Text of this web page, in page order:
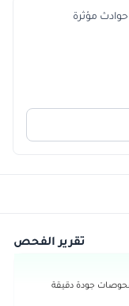
مؤثرة
تقرير الفحص
جودة دقيقة